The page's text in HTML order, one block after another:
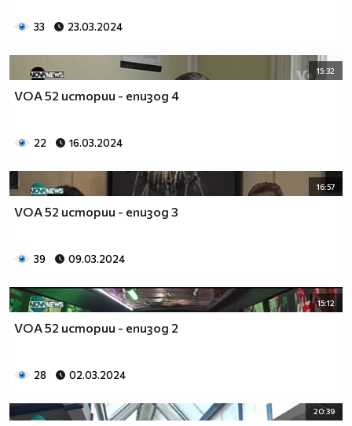
33 23.03.2024
15:32
VOA 52 истории - епизод 4
22 16.03.2024
16:57
VOA 52 истории - епизод 3
39 09.03.2024
15:12
VOA 52 истории - епизод 2
28 02.03.2024
20:39